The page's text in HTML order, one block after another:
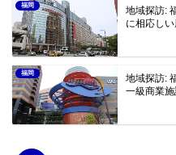
福岡
地域探訪:
に相応し
福岡
地域探訪:
一級商業